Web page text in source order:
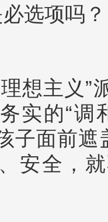
选项吗？
想主义”
实的“调
子面前
安全，